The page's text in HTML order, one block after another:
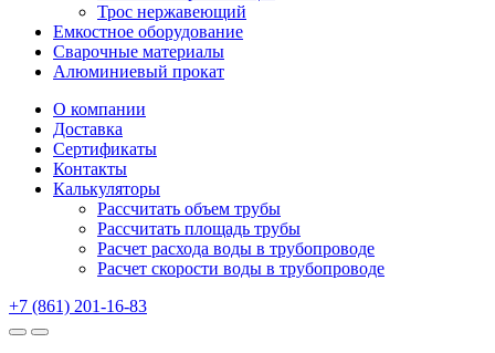
Трос нержавеющий
Емкостное оборудование
Сварочные материалы
Алюминиевый прокат
О компании
Доставка
Сертификаты
Контакты
Калькуляторы
Рассчитать объем трубы
Рассчитать площадь трубы
Расчет расхода воды в трубопроводе
Расчет скорости воды в трубопроводе
+7 (861) 201-16-83